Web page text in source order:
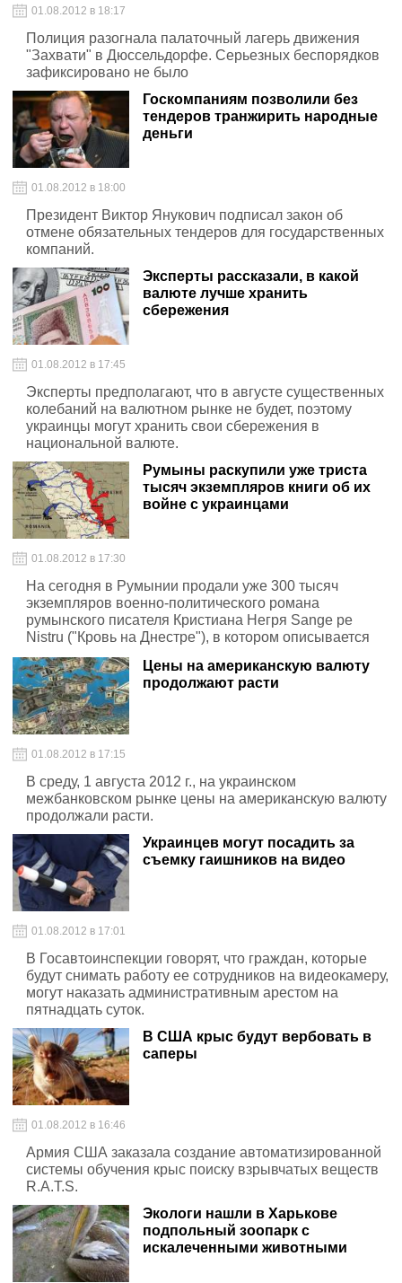
01.08.2012 в 18:17
Полиция разогнала палаточный лагерь движения
"Захвати" в Дюссельдорфе. Серьезных беспорядков
зафиксировано не было
Госкомпаниям позволили без
тендеров транжирить народные
деньги
01.08.2012 в 18:00
Президент Виктор Янукович подписал закон об
отмене обязательных тендеров для государственных
компаний.
Эксперты рассказали, в какой
валюте лучше хранить
сбережения
01.08.2012 в 17:45
Эксперты предполагают, что в августе существенных
колебаний на валютном рынке не будет, поэтому
украинцы могут хранить свои сбережения в
национальной валюте.
Румыны раскупили уже триста
тысяч экземпляров книги об их
войне с украинцами
01.08.2012 в 17:30
На сегодня в Румынии продали уже 300 тысяч
экземпляров военно-политического романа
румынского писателя Кристиана Негря Sange pe
Nistru ("Кровь на Днестре"), в котором описывается
возможный военный конфликт между румынской
армией с одной стороны, и приднестровской и
украинской - с другой.
Цены на американскую валюту
продолжают расти
01.08.2012 в 17:15
В среду, 1 августа 2012 г., на украинском
межбанковском рынке цены на американскую валюту
продолжали расти.
Украинцев могут посадить за
съемку гаишников на видео
01.08.2012 в 17:01
В Госавтоинспекции говорят, что граждан, которые
будут снимать работу ее сотрудников на видеокамеру,
могут наказать административным арестом на
пятнадцать суток.
В США крыс будут вербовать в
саперы
01.08.2012 в 16:46
Армия США заказала создание автоматизированной
системы обучения крыс поиску взрывчатых веществ
R.A.T.S.
Экологи нашли в Харькове
подпольный зоопарк с
искалеченными животными